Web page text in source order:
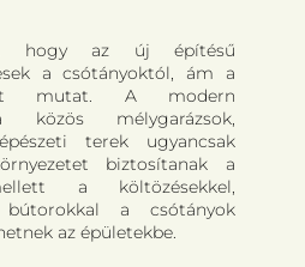
hogy az új építésű
a csótányoktól, ám a
mutat. A modern
közös mélygarázsok,
terek ugyancsak
biztosítanak a
a költözésekkel,
a csótányok
az épületekbe.